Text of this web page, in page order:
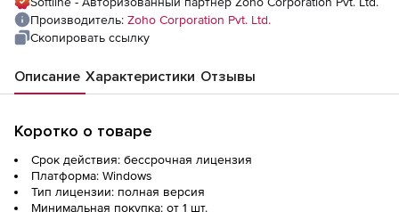
Installation), fee for 30 Million Page Views
Производитель: Zoho Corporation Pvt. Ltd.
Скопировать ссылку
Описание Характеристики Отзывы
Коротко о товаре
Срок действия: бессрочная лицензия
Платформа: Windows
Тип лицензии: полная версия
Минимальная покупка: от 1 шт.